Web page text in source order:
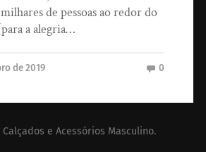
de pessoas ao redor do
a alegria…
de 2019 0
Calçados e Acessórios Masculino.